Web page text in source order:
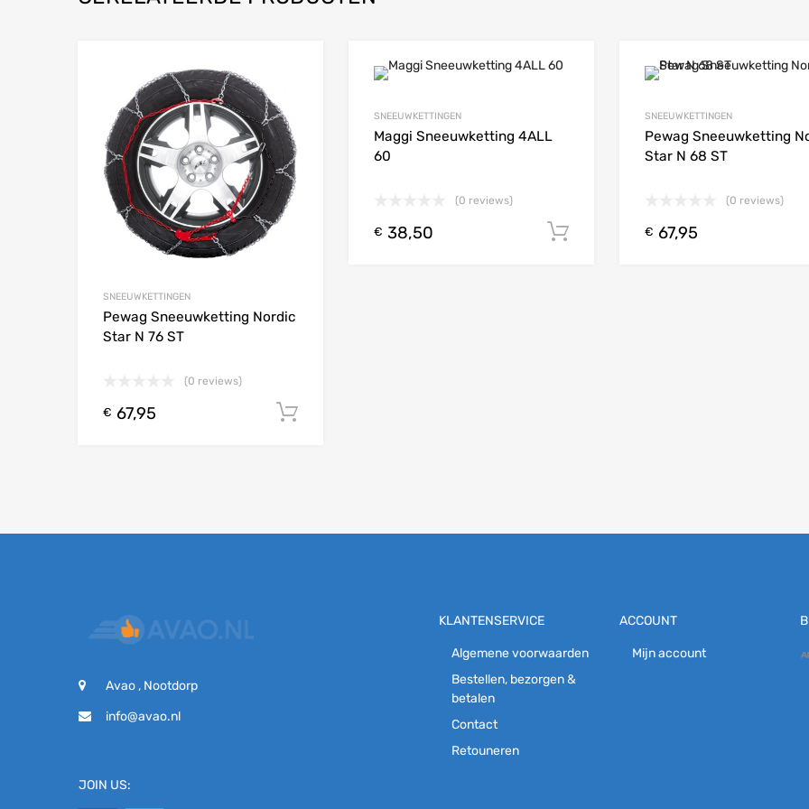
Add to Wishlist
Add to Compare
SNEEUWKETTINGEN
Pewag Sneeuwketting Nordic
Star N 76 ST
(0 reviews)
€ 67,95
Add to Wishlist
Add to Compare
SNEEUWKETTINGEN
Maggi Sneeuwketting 4ALL
60
(0 reviews)
€ 38,50 Toevoegen aan winkelwagen
SNEEUWKETTINGEN
Pewag Sneeuwketting
Star N 68 ST
(0 reviews)
€ 67,95
Avao , Nootdorp
info@avao.nl
JOIN US:
KLANTENSERVICE
Algemene voorwaarden
Bestellen, bezorgen &
betalen
Contact
Retouneren
ACCOUNT
Mijn account